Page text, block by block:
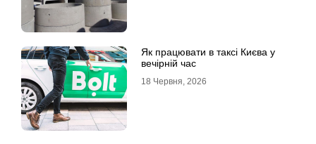
Як працювати в таксі Києва у
вечірній час
18 Червня, 2026